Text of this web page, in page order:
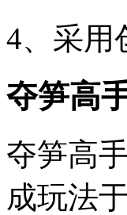
4、采用
夺笋高
夺笋高
成玩法